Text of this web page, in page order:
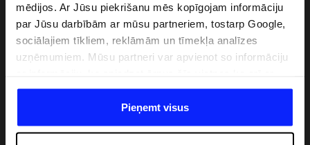
mēdijos. Ar Jūsu piekrišanu mēs kopīgojam informāciju
par Jūsu darbībām ar mūsu partneriem, tostarp Google,
sociālajiem tīkliem, reklāmām un tīmekļa analīzes
uzņēmumiem. Mūsu partneri var apvienot so informāciju
datiem, ko viņi iegūst, izmantojot viņu pakalpojumus. Ar
Jūsu atļauju, mēs varam pārsūtīt Jūsu personas datus
saviem partneriem, lai uzlabotu veidu, kadā tiek rādīta
Pieņemt visus